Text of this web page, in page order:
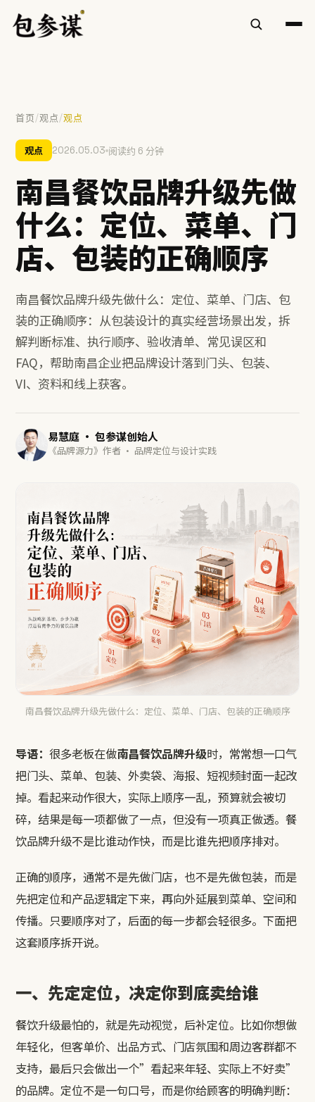
热门搜索
VI设计 空间设计 标志设计
慧庭手写体
提示：⌘/Ctrl + K 随时唤起搜索
首页/观点/观点
观点 2026.05.03 阅读约 6 分钟
南昌餐饮品牌升级先做
什么：定位、菜单、门
店、包装的正确顺序
南昌餐饮品牌升级先做什么：定位、菜单、门店、包
装的正确顺序：从包装设计的真实经营场景出发，拆
解判断标准、执行顺序、验收清单、常见误区和
FAQ，帮助南昌企业把品牌设计落到门头、包装、
VI、资料和线上获客。
易慧庭 · 包参谋创始人
《品牌源力》作者 · 品牌定位与设计实践
南昌餐饮品牌升级先做什么：定位、菜单、门店、包装的正确顺序
导语：很多老板在做南昌餐饮品牌升级时，常常想一口气
把门头、菜单、包装、外卖袋、海报、短视频封面一起改
掉。看起来动作很大，实际上顺序一乱，预算就会被切
碎，结果是每一项都做了一点，但没有一项真正做透。餐
饮品牌升级不是比谁动作快，而是比谁先把顺序排对。
正确的顺序，通常不是先做门店，也不是先做包装，而是
先把定位和产品逻辑定下来，再向外延展到菜单、空间和
传播。只要顺序对了，后面的每一步都会轻很多。下面把
这套顺序拆开说。
一、先定定位，决定你到底卖给谁
餐饮升级最怕的，就是先动视觉，后补定位。比如你想做
年轻化，但客单价、出品方式、门店氛围和周边客群都不
支持，最后只会做出一个”看起来年轻、实际上不好卖”
的品牌。定位不是一句口号，而是你给顾客的明确判断：